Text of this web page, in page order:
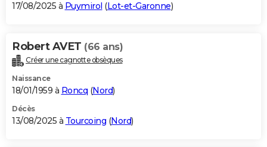
17/08/2025 à Puymirol (Lot-et-Garonne)
Robert AVET (66 ans)
Créer une cagnotte obsèques
Naissance
18/01/1959 à Roncq (Nord)
Décès
13/08/2025 à Tourcoing (Nord)